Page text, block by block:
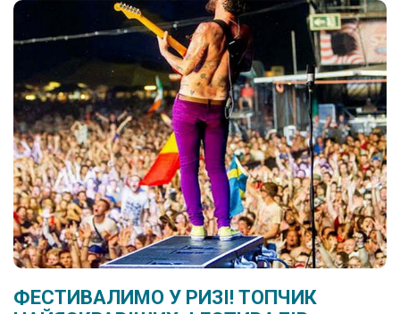
ФЕСТИВАЛИМО У РИЗІ! ТОПЧИК